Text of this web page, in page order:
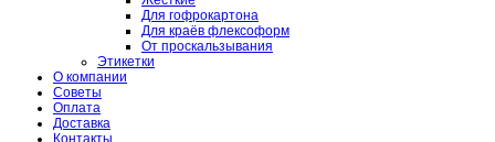
Для гофрокартона
Для краёв флексоформ
От проскальзывания
Этикетки
О компании
Советы
Оплата
Доставка